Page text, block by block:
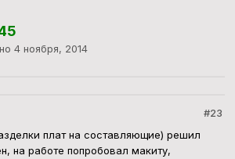
4 ноября, 2014
#23
плат на составляющие) решил
на работе попробовал макиту,